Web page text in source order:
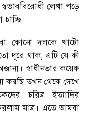
লেখা পড়ে
কোনো দলকে খাটো
দূরে থাক, এটি যে কী
স্বাধীনতার কয়েক
করছি তখন থেকে দেখে
চরিত্র ইত্যাদির
মাত্র। এতে আমরা